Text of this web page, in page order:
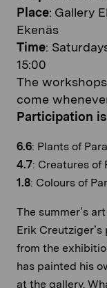
Place: Gallery
Ekenäs
Time:
15:00
The
come
Participation
6.6: Plants of
4.7: Creatures of
1.8: Colours of
The summer’s
Erik
from the
has painted his
at the gallery.